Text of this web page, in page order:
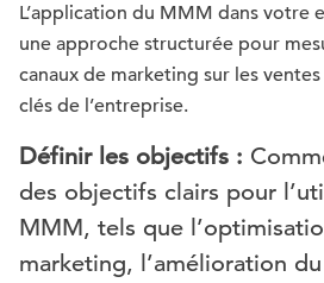
L’application du MMM dans votre
une approche structurée pour
canaux de marketing sur les
clés de l’entreprise.
Définir les objectifs :
des objectifs clairs pour
MMM, tels que
marketing, l’amélioration